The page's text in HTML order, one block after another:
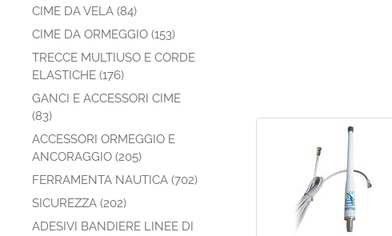
CIME DA VELA (84)
CIME DA ORMEGGIO (153)
TRECCE MULTIUSO E CORDE
ELASTICHE (176)
GANCI E ACCESSORI CIME
(83)
ACCESSORI ORMEGGIO E
ANCORAGGIO (205)
FERRAMENTA NAUTICA (702)
SICUREZZA (202)
ADESIVI BANDIERE LINEE DI